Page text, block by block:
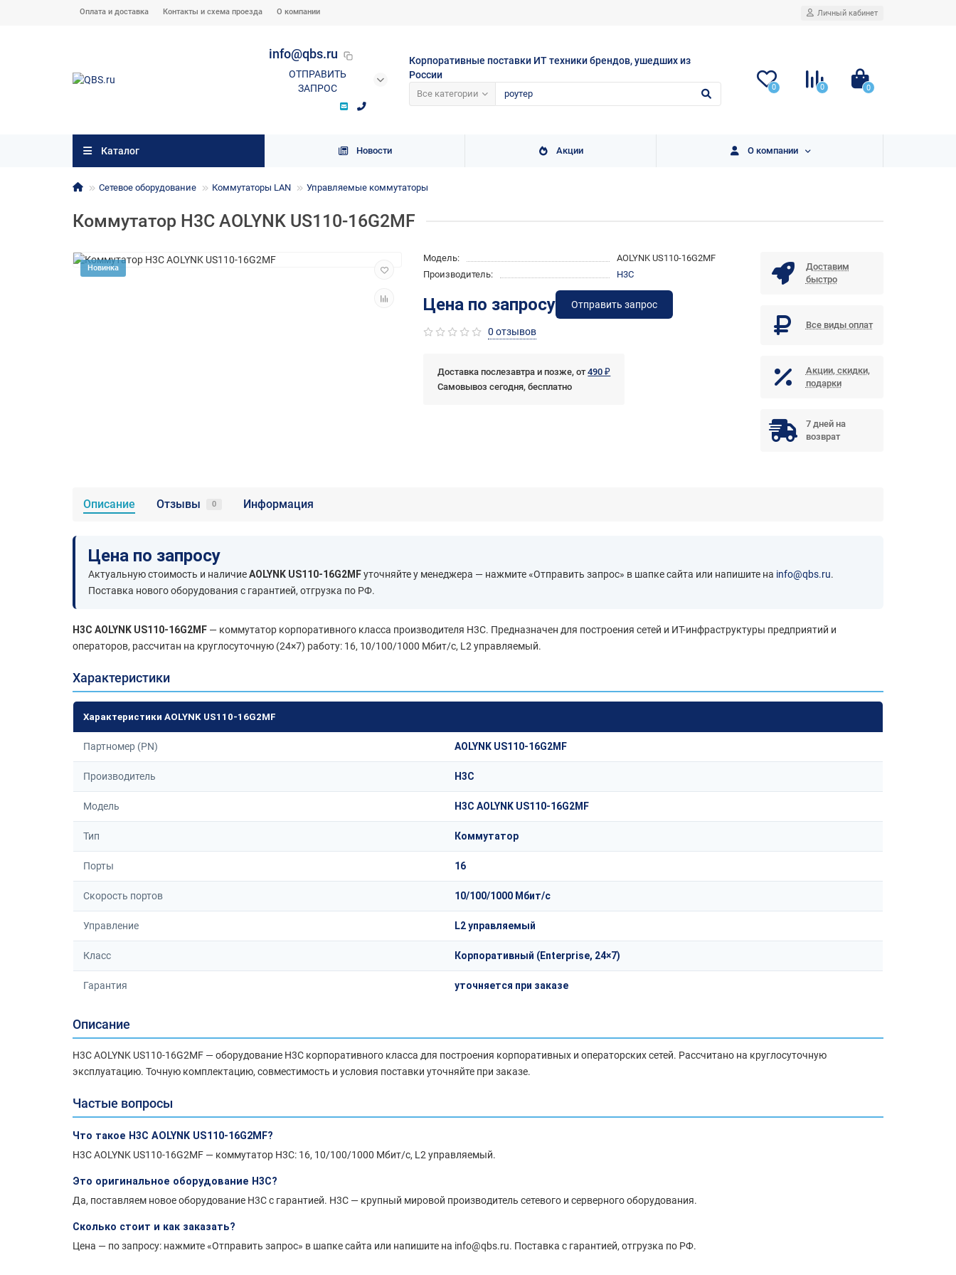
Оплата и доставка Контакты и схема проезда О компании Личный кабинет
Корпоративные поставки ИТ техники брендов, ушедших из
России
Все категории
info@qbs.ru
ОТПРАВИТЬ
ЗАПРОС
0 0 0
Каталог Новости Акции О компании
Сетевое оборудование Коммутаторы LAN Управляемые коммутаторы
Коммутатор H3C AOLYNK US110-16G2MF
Новинка
Модель:
AOLYNK US110-16G2MF
Производитель:
H3C
Цена по запросу Отправить запрос
0 отзывов
Доставка послезавтра и позже, от490 ₽
Самовывоз сегодня, бесплатно
Доставим
быстро
Все виды оплат
Акции, скидки,
подарки
7 дней на
возврат
Описание Отзывы 0 Информация
Цена по запросу
Актуальную стоимость и наличиеAOLYNK US110-16G2MFуточняйте у менеджера — нажмите «Отправить запрос» в шапке сайта или напишите на info@qbs.ru.
Поставка нового оборудования с гарантией, отгрузка по РФ.
H3C AOLYNK US110-16G2MF — коммутатор корпоративного класса производителя H3C. Предназначен для построения сетей и ИТ-инфраструктуры предприятий и
операторов, рассчитан на круглосуточную (24×7) работу: 16, 10/100/1000 Мбит/с, L2 управляемый.
Характеристики
Характеристики AOLYNK US110-16G2MF
Партномер (PN) AOLYNK US110-16G2MF
Производитель H3C
Модель H3C AOLYNK US110-16G2MF
Тип Коммутатор
Порты 16
Скорость портов 10/100/1000 Мбит/с
Управление L2 управляемый
Класс Корпоративный (Enterprise, 24×7)
Гарантия уточняется при заказе
Описание
H3C AOLYNK US110-16G2MF — оборудование H3C корпоративного класса для построения корпоративных и операторских сетей. Рассчитано на круглосуточную
эксплуатацию. Точную комплектацию, совместимость и условия поставки уточняйте при заказе.
Частые вопросы
Что такое H3C AOLYNK US110-16G2MF?
H3C AOLYNK US110-16G2MF — коммутатор H3C: 16, 10/100/1000 Мбит/с, L2 управляемый.
Это оригинальное оборудование H3C?
Да, поставляем новое оборудование H3C с гарантией. H3C — крупный мировой производитель сетевого и серверного оборудования.
Сколько стоит и как заказать?
Цена — по запросу: нажмите «Отправить запрос» в шапке сайта или напишите на info@qbs.ru. Поставка с гарантией, отгрузка по РФ.